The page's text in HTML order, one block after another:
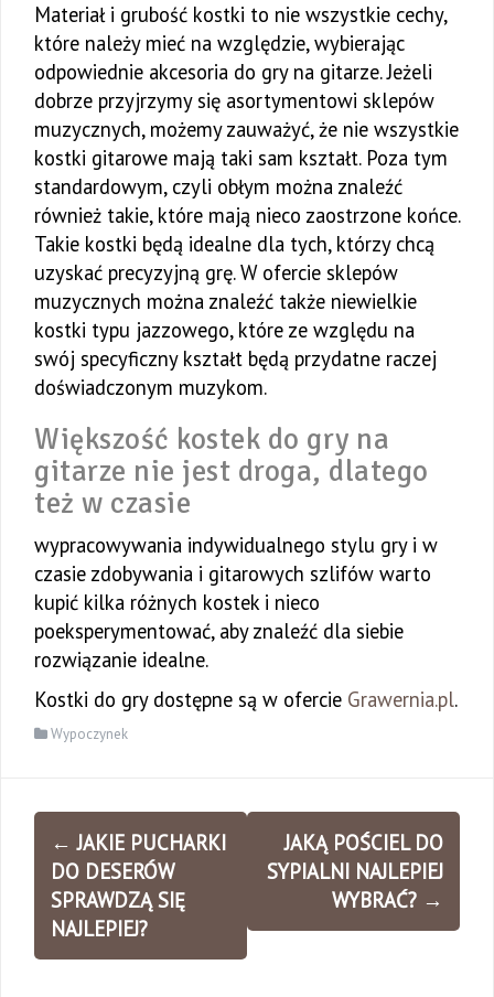
Materiał i grubość kostki to nie wszystkie cechy,
które należy mieć na względzie, wybierając
odpowiednie akcesoria do gry na gitarze. Jeżeli
dobrze przyjrzymy się asortymentowi sklepów
muzycznych, możemy zauważyć, że nie wszystkie
kostki gitarowe mają taki sam kształt. Poza tym
standardowym, czyli obłym można znaleźć
również takie, które mają nieco zaostrzone końce.
Takie kostki będą idealne dla tych, którzy chcą
uzyskać precyzyjną grę. W ofercie sklepów
muzycznych można znaleźć także niewielkie
kostki typu jazzowego, które ze względu na
swój specyficzny kształt będą przydatne raczej
doświadczonym muzykom.
Większość kostek do gry na
gitarze nie jest droga, dlatego
też w czasie
wypracowywania indywidualnego stylu gry i w
czasie zdobywania i gitarowych szlifów warto
kupić kilka różnych kostek i nieco
poeksperymentować, aby znaleźć dla siebie
rozwiązanie idealne.
Kostki do gry dostępne są w ofercie Grawernia.pl.
Wypoczynek
Zobacz
wpisy
← JAKIE PUCHARKI
DO DESERÓW
SPRAWDZĄ SIĘ
NAJLEPIEJ?
JAKĄ POŚCIEL DO
SYPIALNI NAJLEPIEJ
WYBRAĆ? →